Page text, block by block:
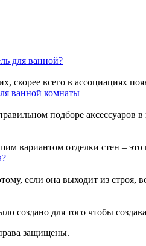
для ванной?
скорее всего в ассоциациях
ванной комнаты
подборе аксессуаров
вариантом отделки стен –
если она выходит из строя,
создано для того чтобы
защищены.